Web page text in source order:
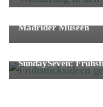
Madrider Museen
SundaySeven: